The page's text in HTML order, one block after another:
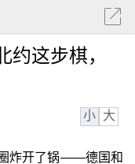
这步棋，
小 大
炸开了锅——德国和